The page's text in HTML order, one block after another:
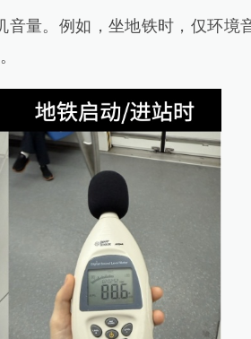
量。例如，坐地铁时，仅环境